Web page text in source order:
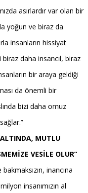
asırlardır var olan bir
yoğun ve biraz da
insanların hissiyat
daha insancıl, biraz
bir araya geldiği
da önemli bir
bizi daha omuz
MUTLU
VESİLE OLUR”
inancına
insanımızın al